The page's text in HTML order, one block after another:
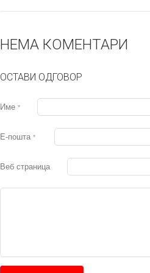
НЕМА КОМЕНТАРИ
ОСТАВИ ОДГОВОР
Име *
Е-пошта *
Веб страница